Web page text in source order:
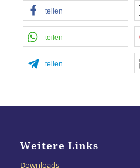
teilen
teilen
teilen
Weitere Links
Downloads